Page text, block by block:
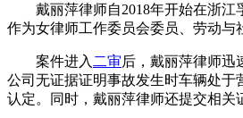
戴丽萍律师自2018年开始在浙
作为女律师工作委员会委员、劳动与
案件进入 二审后，戴丽萍律师迅
公司无证据证明事故发生时车辆处于
认定。同时，戴丽萍律师还提交相关